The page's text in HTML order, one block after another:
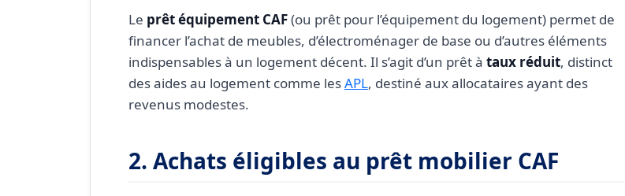
4. Démarches pour demander un prêt équipement CAF
5. Questions fréquentes sur le prêt équipement CAF
Le prêt équipement est-il cumulable avec un prêt travaux CAF ?
Que se passe-t-il si je ne peux plus rembourser les mensualités ?
Le prêt équipement CAF(ou prêt pour l’équipement du logement) permet de
financer l’achat de meubles, d’électroménager de base ou d’autres éléments
indispensables à un logement décent. Il s’agit d’un prêt à taux réduit, distinct
des aides au logement comme lesAPL, destiné aux allocataires ayant des
revenus modestes.
2. Achats éligibles au prêt mobilier CAF